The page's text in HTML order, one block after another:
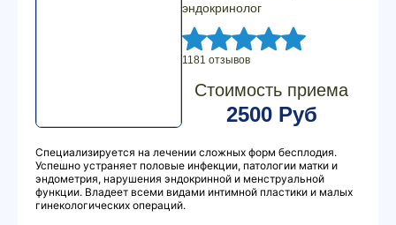
эндокринолог
1181 отзывов
Стоимость приема
2500 Руб
Специализируется на лечении сложных форм бесплодия.
Успешно устраняет половые инфекции, патологии матки и
эндометрия, нарушения эндокринной и менструальной
функции. Владеет всеми видами интимной пластики и малых
гинекологических операций.